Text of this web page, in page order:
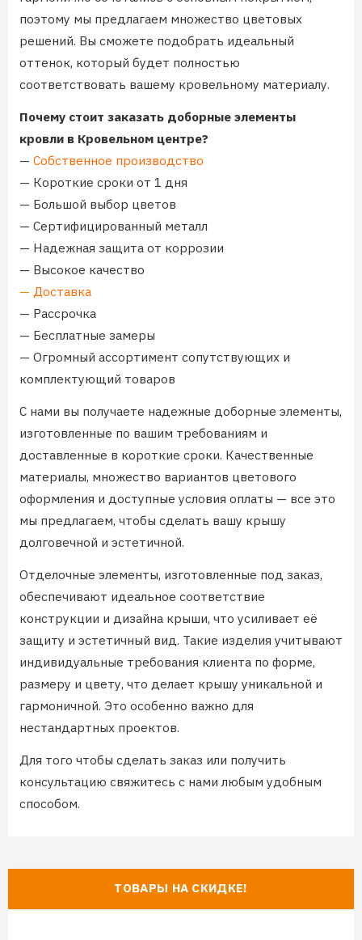
ТОВАРЫ НА СКИДКЕ!
поэтому мы предлагаем множество цветовых
решений. Вы сможете подобрать идеальный
оттенок, который будет полностью
соответствовать вашему кровельному материалу.
Почему стоит заказать доборные элементы
кровли в Кровельном центре?
— Собственное производство
— Короткие сроки от 1 дня
— Большой выбор цветов
— Сертифицированный металл
— Надежная защита от коррозии
— Высокое качество
— Доставка
— Рассрочка
— Бесплатные замеры
— Огромный ассортимент сопутствующих и
комплектующий товаров
С нами вы получаете надежные доборные элементы,
изготовленные по вашим требованиям и
доставленные в короткие сроки. Качественные
материалы, множество вариантов цветового
оформления и доступные условия оплаты — все это
мы предлагаем, чтобы сделать вашу крышу
долговечной и эстетичной.
Отделочные элементы, изготовленные под заказ,
обеспечивают идеальное соответствие
конструкции и дизайна крыши, что усиливает её
защиту и эстетичный вид. Такие изделия учитывают
индивидуальные требования клиента по форме,
размеру и цвету, что делает крышу уникальной и
гармоничной. Это особенно важно для
нестандартных проектов.
Для того чтобы сделать заказ или получить
консультацию свяжитесь с нами любым удобным
способом.